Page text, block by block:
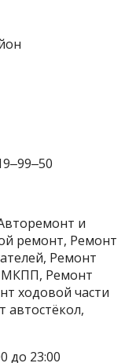
и
ремонт, Ремонт
Ремонт
МКПП, Ремонт
ходовой части
автостёкол,
до 23:00